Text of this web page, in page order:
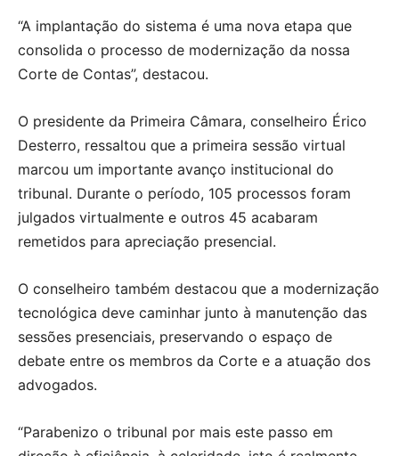
“A implantação do sistema é uma nova etapa que
consolida o processo de modernização da nossa
Corte de Contas”, destacou.
O presidente da Primeira Câmara, conselheiro Érico
Desterro, ressaltou que a primeira sessão virtual
marcou um importante avanço institucional do
tribunal. Durante o período, 105 processos foram
julgados virtualmente e outros 45 acabaram
remetidos para apreciação presencial.
O conselheiro também destacou que a modernização
tecnológica deve caminhar junto à manutenção das
sessões presenciais, preservando o espaço de
debate entre os membros da Corte e a atuação dos
advogados.
“Parabenizo o tribunal por mais este passo em